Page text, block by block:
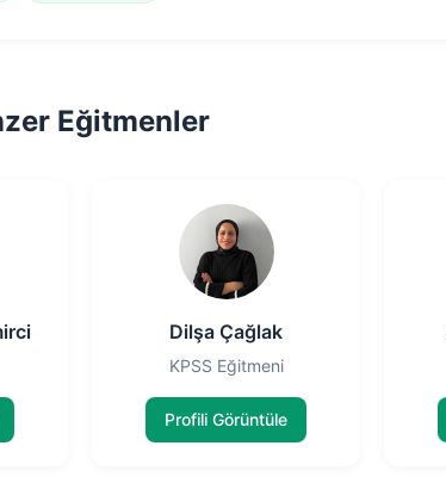
Eğitmenler
Dilşa Çağlak
KPSS Eğitmeni
Profili Görüntüle